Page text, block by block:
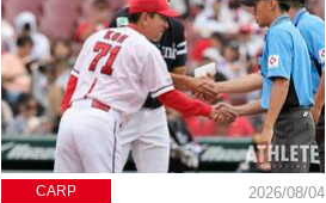
CARP 2026/08/04